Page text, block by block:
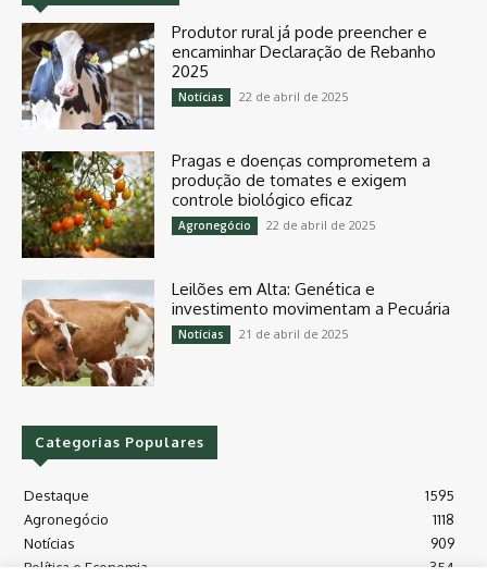
Produtor rural já pode preencher e
encaminhar Declaração de Rebanho
2025
Notícias 22 de abril de 2025
Pragas e doenças comprometem a
produção de tomates e exigem
controle biológico eficaz
Agronegócio 22 de abril de 2025
Leilões em Alta: Genética e
investimento movimentam a Pecuária
Notícias 21 de abril de 2025
Categorias Populares
Destaque
1595
Agronegócio
1118
Notícias
909
Política e Economia
354